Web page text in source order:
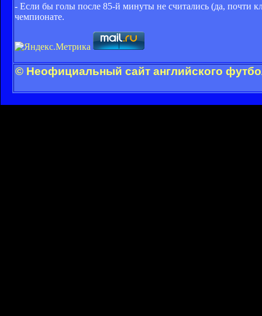
- Если бы голы после 85-й минуты не считались (да, почти
чемпионате.
© Неофициальный сайт английского